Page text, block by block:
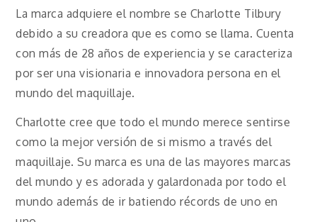
La marca adquiere el nombre se Charlotte Tilbury
debido a su creadora que es como se llama. Cuenta
con más de 28 años de experiencia y se caracteriza
por ser una visionaria e innovadora persona en el
mundo del maquillaje.
Charlotte cree que todo el mundo merece sentirse
como la mejor versión de si mismo a través del
maquillaje. Su marca es una de las mayores marcas
del mundo y es adorada y galardonada por todo el
mundo además de ir batiendo récords de uno en